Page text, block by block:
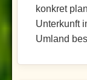
konkret
Unterkunft
Umland